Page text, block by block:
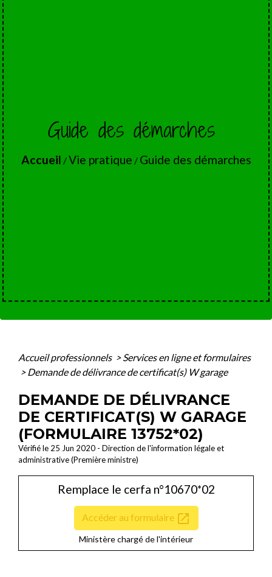
Guide des démarches
Accueil /Vie pratique / Guide des démarches
Accueil professionnels > Services en ligne et formulaires
> Demande de délivrance de certificat(s) W garage
DEMANDE DE DÉLIVRANCE
DE CERTIFICAT(S) W GARAGE
(FORMULAIRE 13752*02)
Vérifié le 25 Jun 2020 - Direction de l'information légale et
administrative (Première ministre)
Remplace le cerfa n°10670*02
Accéder au formulaire open_in_new
Ministère chargé de l'intérieur